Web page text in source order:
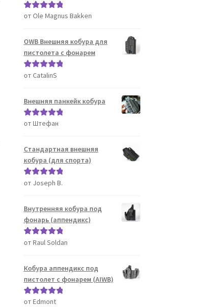
Оценка5из
от Ole Magnus Bakken
OWB Внешняя кобура для
пистолета с фонарем
Оценка5из
от CatalinS
Внешняя панкейк кобура
Оценка5из
от Штефан
Стандартная внешняя
кобура (для спорта)
Оценка5из
от Joseph B.
Внутренняя кобура под
фонарь (аппендикс)
Оценка5из
от Raul Soldan
Кобура аппендикс под
пистолет с фонарем (AIWB)
Оценка5из
от Edmont